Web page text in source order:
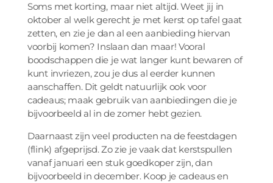
Soms met korting, maar niet altijd. Weet jij in
oktober al welk gerecht je met kerst op tafel gaat
zetten, en zie je dan al een aanbieding hiervan
voorbij komen? Inslaan dan maar! Vooral
boodschappen die je wat langer kunt bewaren of
kunt invriezen, zou je dus al eerder kunnen
aanschaffen. Dit geldt natuurlijk ook voor
cadeaus; maak gebruik van aanbiedingen die je
bijvoorbeeld al in de zomer hebt gezien.
Daarnaast zijn veel producten na de feestdagen
(flink) afgeprijsd. Zo zie je vaak dat kerstspullen
vanaf januari een stuk goedkoper zijn, dan
bijvoorbeeld in december. Koop je cadeaus en